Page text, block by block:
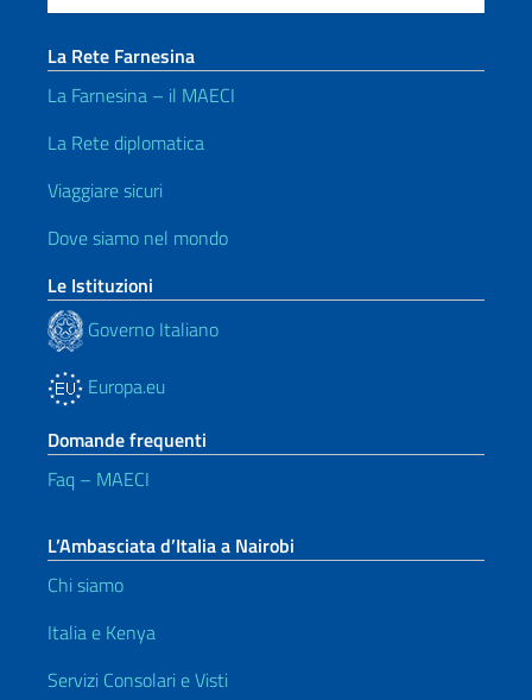
La Rete Farnesina
La Farnesina – il MAECI
La Rete diplomatica
Viaggiare sicuri
Dove siamo nel mondo
Le Istituzioni
Governo Italiano
Europa.eu
Domande frequenti
Faq – MAECI
L’Ambasciata d’Italia a Nairobi
Chi siamo
Italia e Kenya
Servizi Consolari e Visti